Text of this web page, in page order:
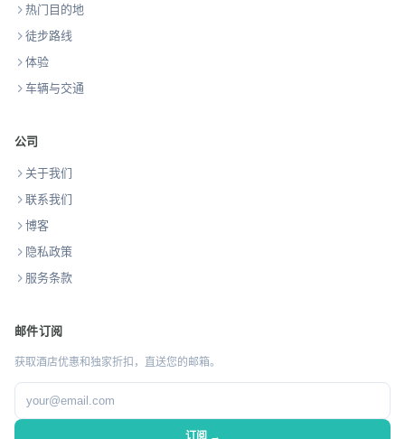
热门目的地
徒步路线
体验
车辆与交通
公司
关于我们
联系我们
博客
隐私政策
服务条款
邮件订阅
获取酒店优惠和独家折扣，直送您的邮箱。
订阅 →